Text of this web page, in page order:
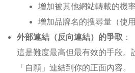
增加被其他網站轉載的機
增加品牌名的搜尋量（使
外部連結（反向連結）的爭取 ：
這是難度最高但最有效的手段。
「自願」連結到你的正面內容。